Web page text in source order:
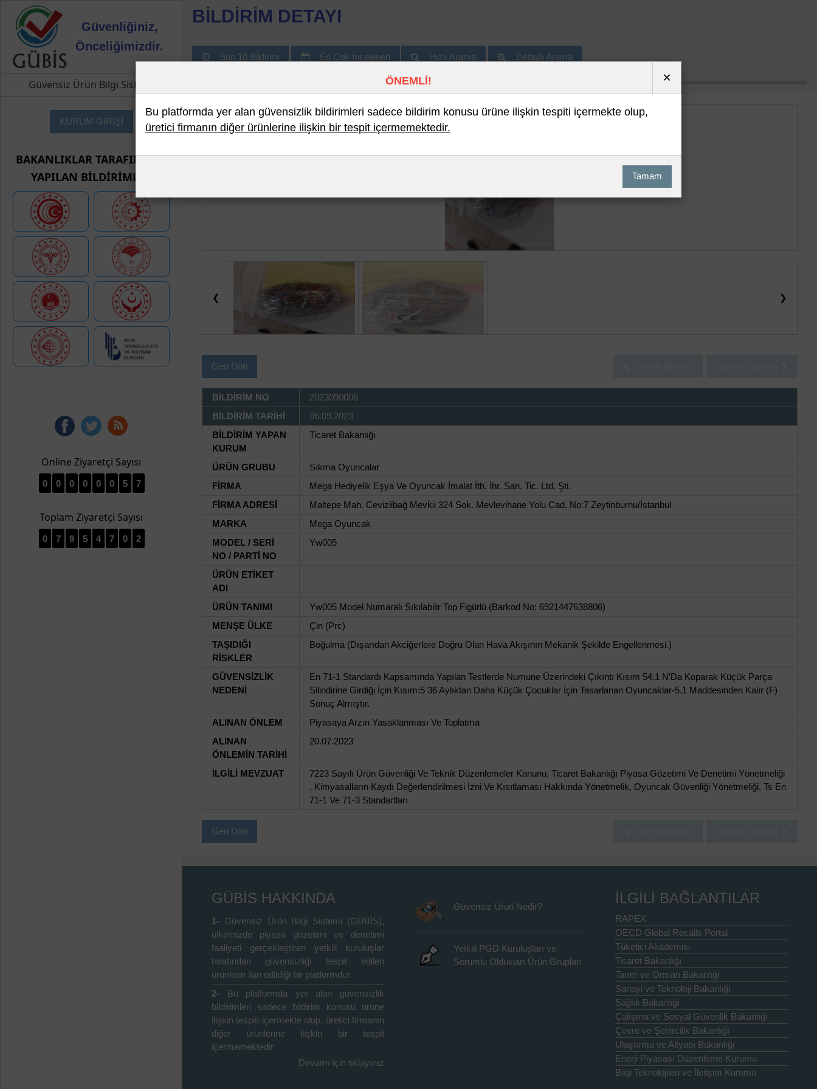
Güvenliğiniz,
Önceliğimizdir.
Güvensiz Ürün Bilgi Sistemi
KURUM GİRİŞİ
BAKANLIKLAR TARAFINDAN
YAPILAN BİLDİRİMLER
Online Ziyaretçi Sayısı
0 0 0 0 0 0 5 7
Toplam Ziyaretçi Sayısı
0 7 9 5 4 7 0 2
BİLDİRİM DETAYI
Son 10 Bildirim En Çok İncelenen Hızlı Arama Detaylı Arama
❮ ❯
Geri Dön
BİLDİRİM NO
2023090008
BİLDİRİM TARİHİ
06.09.2023
BİLDİRİM YAPAN
KURUM
Ticaret Bakanlığı
ÜRÜN GRUBU
Sıkma Oyuncalar
FİRMA
Mega Hediyelik Eşya Ve Oyuncak İmalat İth. İhr. San. Tic. Ltd. Şti.
FİRMA ADRESİ
Maltepe Mah. Cevizlibağ Mevkii 324 Sok. Mevlevihane Yolu Cad. No:7 Zeytinburnu/İstanbul
MARKA
Mega Oyuncak
MODEL / SERİ
NO / PARTİ NO
Yw005
ÜRÜN ETİKET
ADI
ÜRÜN TANIMI
Yw005 Model Numaralı Sıkılabilir Top Figürlü (Barkod No: 6921447638806)
MENŞE ÜLKE
Çin (Prc)
TAŞIDIĞI
RİSKLER
Boğulma (Dışarıdan Akciğerlere Doğru Olan Hava Akışının Mekanik Şekilde Engellenmesi.)
GÜVENSİZLİK
NEDENİ
En 71-1 Standardı Kapsamında Yapılan Testlerde Numune Üzerindeki Çıkıntı Kısım 54,1 N’Da Koparak Küçük Parça
Silindirine Girdiği İçin Kısım:5 36 Aylıktan Daha Küçük Çocuklar İçin Tasarlanan Oyuncaklar-5.1 Maddesinden Kalır (F)
Sonuç Almıştır.
ALINAN ÖNLEM
Piyasaya Arzın Yasaklanması Ve Toplatma
ALINAN
ÖNLEMİN TARİHİ
20.07.2023
İLGİLİ MEVZUAT
7223 Sayılı Ürün Güvenliği Ve Teknik Düzenlemeler Kanunu, Ticaret Bakanlığı Piyasa Gözetimi Ve Denetimi Yönetmeliği
, Kimyasalların Kaydı Değerlendirilmesi İzni Ve Kısıtlaması Hakkında Yönetmelik, Oyuncak Güvenliği Yönetmeliği, Ts En
71-1 Ve 71-3 Standartları
Geri Dön
GÜBİS HAKKINDA
1- Güvensiz Ürün Bilgi Sistemi (GÜBİS),
ülkemizde piyasa gözetimi ve denetimi
faaliyeti gerçekleştiren yetkili kuruluşlar
tarafından güvensizliği tespit edilen
ürünlerin ilan edildiği bir platformdur.
2-
Bu platformda yer alan güvensizlik
bildirimleri sadece bildirim konusu ürüne
ilişkin tespiti içermekte olup, üretici firmanın
diğer ürünlerine ilişkin bir tespit
içermemektedir.
Devamı için tıklayınız
Güvensiz Ürün Nedir?
Yetkili PGD Kuruluşları ve
Sorumlu Oldukları Ürün Grupları
İLGİLİ BAĞLANTILAR
RAPEX
OECD Global Recalls Portal
Tüketici Akademisi
Ticaret Bakanlığı
Tarım ve Orman Bakanlığı
Sanayi ve Teknoloji Bakanlığı
Sağlık Bakanlığı
Çalışma ve Sosyal Güvenlik Bakanlığı
Çevre ve Şehircilik Bakanlığı
Ulaştırma ve Altyapı Bakanlığı
Enerji Piyasası Düzenleme Kurumu
Bilgi Teknolojileri ve İletişim Kurumu
ÖNEMLİ! ×
Bu platformda yer alan güvensizlik bildirimleri sadece bildirim konusu ürüne ilişkin tespiti içermekte olup,
üretici firmanın diğer ürünlerine ilişkin bir tespit içermemektedir.
Tamam